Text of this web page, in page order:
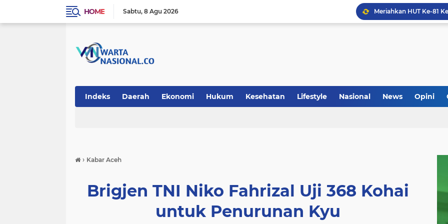
HOME Sabtu 8 Agu 2026
Indeks Daerah Ekonomi Hukum Kesehatan Lifestyle Nasional News Opini
› Kabar Aceh
Brigjen TNI Niko Fahrizal Uji 368 Kohai
untuk Penurunan Kyu